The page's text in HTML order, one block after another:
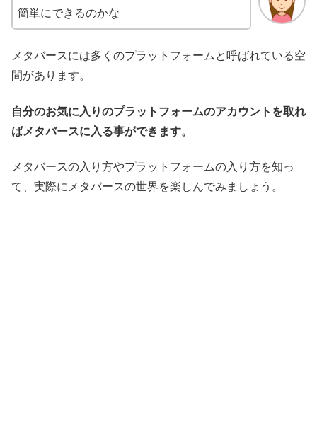
簡単にできるのかな
メタバースには多くのプラットフォームと呼ばれている空
間があります。
自分のお気に入りのプラットフォームのアカウントを取れ
ばメタバースに入る事ができます。
メタバースの入り方やプラットフォームの入り方を知っ
て、実際にメタバースの世界を楽しんでみましょう。